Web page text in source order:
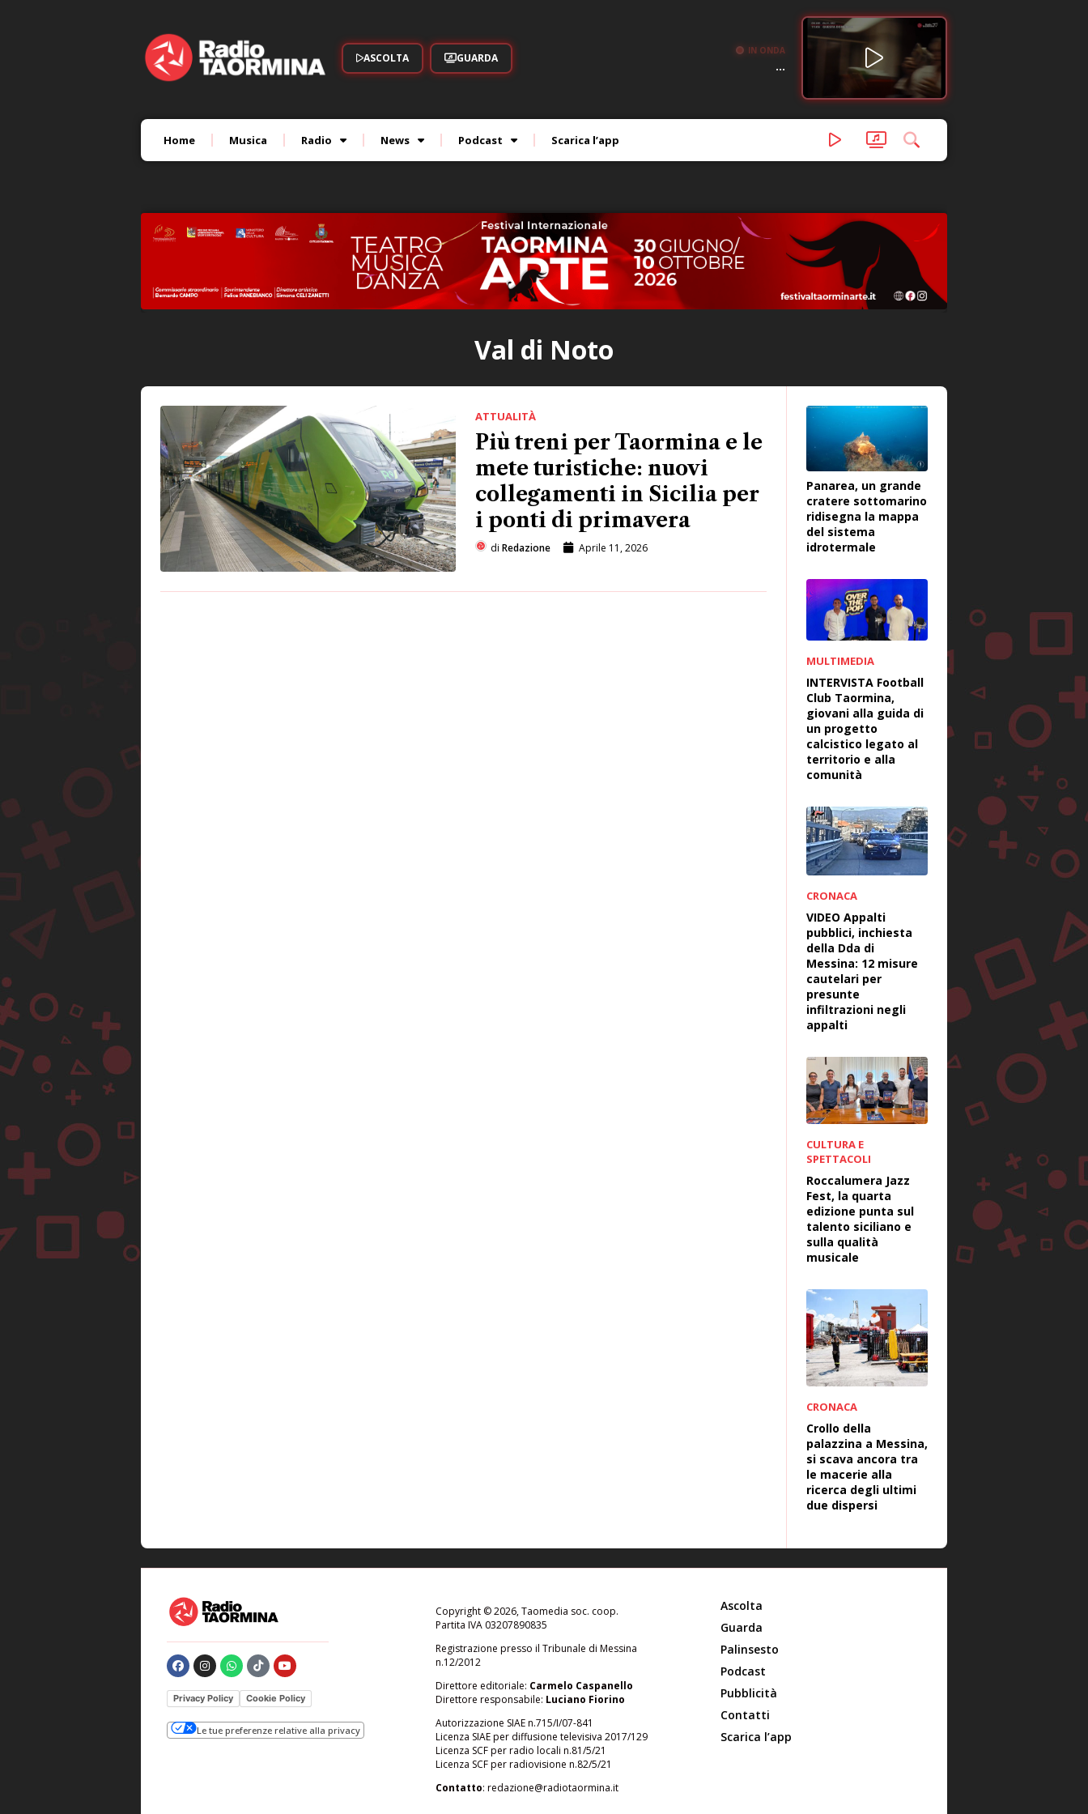
ASCOLTA GUARDA
IN ONDA
...
Home Musica Radio News Podcast Scarica l’app
Val di Noto
ATTUALITÀ
Più treni per Taormina e le
mete turistiche: nuovi
collegamenti in Sicilia per
i ponti di primavera
di Redazione Aprile 11, 2026
Panarea, un grande
cratere sottomarino
ridisegna la mappa
del sistema
idrotermale
MULTIMEDIA
INTERVISTA Football
Club Taormina,
giovani alla guida di
un progetto
calcistico legato al
territorio e alla
comunità
CRONACA
VIDEO Appalti
pubblici, inchiesta
della Dda di
Messina: 12 misure
cautelari per
presunte
infiltrazioni negli
appalti
CULTURA E
SPETTACOLI
Roccalumera Jazz
Fest, la quarta
edizione punta sul
talento siciliano e
sulla qualità
musicale
CRONACA
Crollo della
palazzina a Messina,
si scava ancora tra
le macerie alla
ricerca degli ultimi
due dispersi
Privacy Policy Cookie Policy
Le tue preferenze relative alla privacy
Copyright © 2026, Taomedia soc. coop.
Partita IVA 03207890835
Registrazione presso il Tribunale di Messina
n.12/2012
Direttore editoriale: Carmelo Caspanello
Direttore responsabile: Luciano Fiorino
Autorizzazione SIAE n.715/I/07-841
Licenza SIAE per diffusione televisiva 2017/129
Licenza SCF per radio locali n.81/5/21
Licenza SCF per radiovisione n.82/5/21
Contatto: redazione@radiotaormina.it
Ascolta
Guarda
Palinsesto
Podcast
Pubblicità
Contatti
Scarica l’app